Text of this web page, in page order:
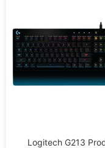
Logitech G213